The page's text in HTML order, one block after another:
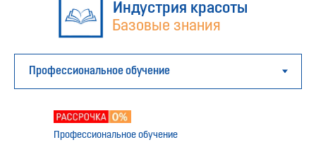
Базовые знания
Индустрия красоты
Профессиональное обучение